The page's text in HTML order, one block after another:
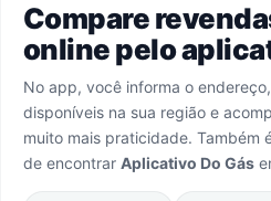
Compare
online pelo
No app, você informa o
disponíveis na sua região e
muito mais praticidade. Também
de encontrar Aplicativo Do Gás